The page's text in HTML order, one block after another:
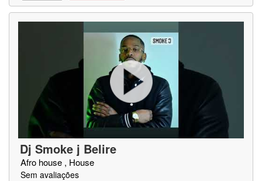
Dj Smoke j Belire
Afro house , House
Sem avaliações